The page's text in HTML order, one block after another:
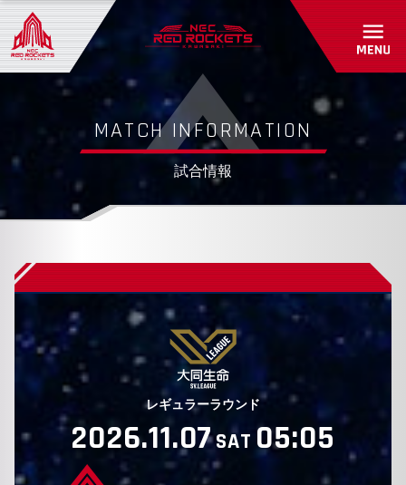
初めて観戦ガイド
アカデミー・スクール紹介/入会受付
パートナーシップ
パートナー一覧
パートナーシップのご案内
共創自動販売機
グッズショップ
RED ROCKETS GEAR STORE
お問い合わせ
よくあるご質問
お問い合わせ
MATCH INFORMATION
試合情報
レギュラーラウンド
2026.11.07SAT 05:05